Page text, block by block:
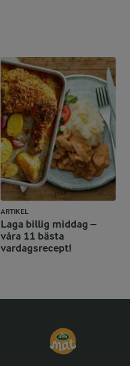
ARTIKEL
Laga billig middag –
våra 11 bästa
vardagsrecept!